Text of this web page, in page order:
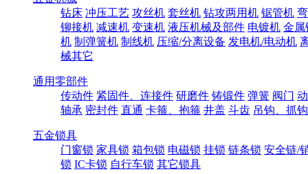
钻床 冲压工艺 攻丝机 套丝机 钻攻两用机 锯管机
铆接机 减速机 变速机 液压机械及部件 电镀机 金属
机 制弹簧机 制线机 压缩/分离设备 发电机/电动机
械其它
通用零部件
传动件 紧固件、连接件 研磨件 铸锻件 弹簧 阀门
轴承 密封件 直通 卡箍、抱箍 井盖 斗齿 吊钩、抓钩
五金锁具
门窗锁 家具锁 箱包锁 电磁锁 挂锁 链条锁 安全链/
锁 IC卡锁 自行车锁 其它锁具